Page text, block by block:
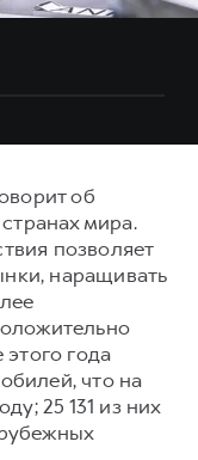
об
мира.
позволяет
наращивать
года
что на
25 131 из них